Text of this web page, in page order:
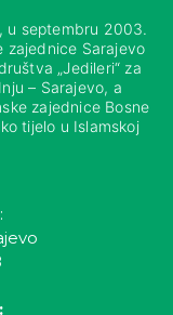
u septembru 2003.
zajednice Sarajevo
„Jedileri“ za
– Sarajevo, a
zajednice Bosne
tijelo u Islamskoj
: